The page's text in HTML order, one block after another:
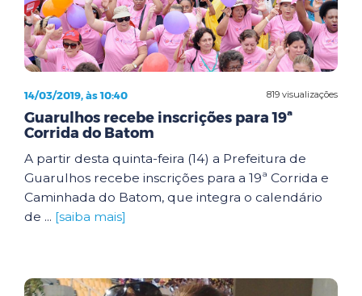
819 visualizações
14/03/2019, às 10:40
Guarulhos recebe inscrições para 19ª
Corrida do Batom
A partir desta quinta-feira (14) a Prefeitura de
Guarulhos recebe inscrições para a 19ª Corrida e
Caminhada do Batom, que integra o calendário
de ... [saiba mais]